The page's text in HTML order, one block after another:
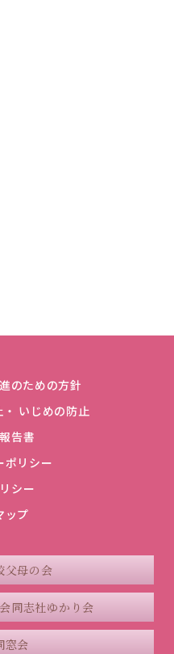
のための方針
いじめの防止
告書
ポリシー
シー
ップ
父母の会
同志社ゆかり会
窓会